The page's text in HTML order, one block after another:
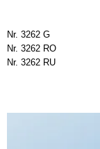
Nr. 3262 G
Nr. 3262 RO
Nr. 3262 RU